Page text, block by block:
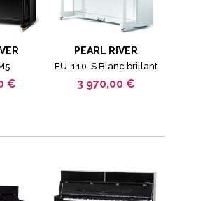
€
PEARL RIVER
EU-110-S Blanc brillant
3 970,00 €